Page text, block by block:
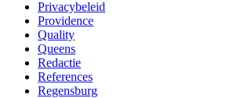
Privacybeleid
Providence
Quality
Queens
Redactie
References
Regensburg